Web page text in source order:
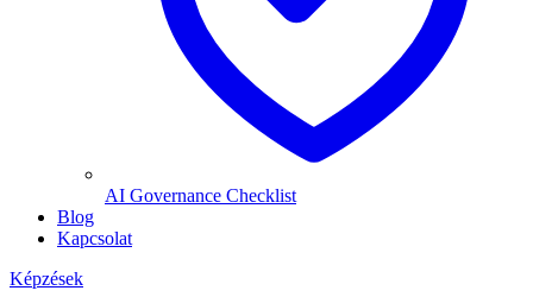
AI Governance Checklist
Blog
Kapcsolat
Képzések